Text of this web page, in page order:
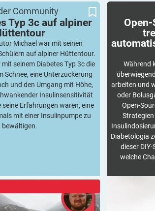
3c auf alpiner Hüttentour
Community
Typ 3c auf alpiner
Michael war mit seinen
auf alpiner Hüttentour.
seinem Diabetes Typ 3c die
Schnee, eine Unterzuckerung
und den Umgang mit Höhe,
Insulinsensitivität
Erfahrungen waren, eine
mit einer Insulinpumpe zu
bewältigen.
Open-
Während
arbeiten und
oder
Open-
Diabetologia
dieser
welche